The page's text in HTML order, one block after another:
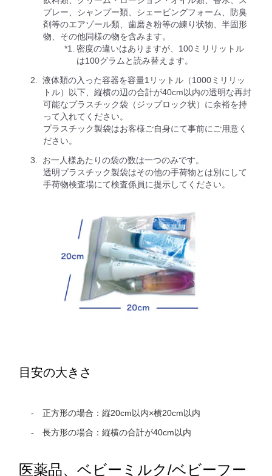
プレー、シャンプー類、シェービングフォーム、防臭
剤等のエアゾール類、歯磨き粉等の練り状物、半固形
物、その他同様の物を含みます。
*1.
密度の違いはありますが、100ミリリットル
は100グラムと読み替えます。
液体類の入った容器を容量1リットル（1000ミリリッ
トル）以下、縦横の辺の合計が40cm以内の透明な再封
可能なプラスチック袋（ジップロック状）に余裕を持
って入れてください。
プラスチック製袋はお客様ご自身にて事前にご用意く
ださい。
お一人様あたりの袋の数は一つのみです。
透明プラスチック製袋はその他の手荷物とは別にして
手荷物検査場にて検査係員に提示してください。
目安の大きさ
正方形の場合：縦20cm以内×横20cm以内
長方形の場合：縦横の合計が40cm以内
医薬品、ベビーミルク/ベビーフー